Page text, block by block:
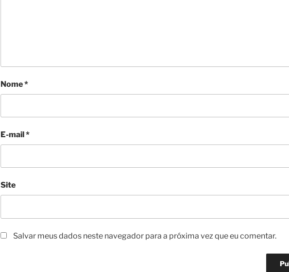
Nome*
E-mail*
Site
Salvar meus dados neste navegador para a próxima vez que eu comentar.